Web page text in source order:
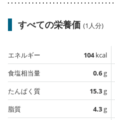
すべての栄養価 (1人分)
エネルギー 104kcal
食塩相当量
0.6g
たんぱく質
15.3g
脂質
4.3g